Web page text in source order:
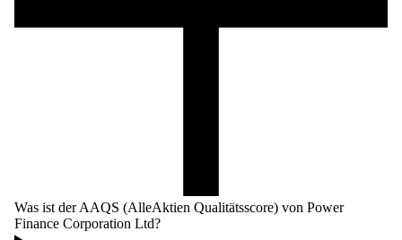
Was ist der AAQS (AlleAktien Qualitätsscore) von Power
Finance Corporation Ltd?